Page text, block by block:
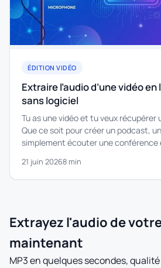
ÉDITION VIDÉO
Extraire l’audio d’une vidéo
sans logiciel
Tu as une vidéo et tu veux récupérer
Que ce soit pour créer un podcast,
simplement écouter une conférence
21 juin 20268 min
Extrayez l'audio de
maintenant
MP3 en quelques secondes,